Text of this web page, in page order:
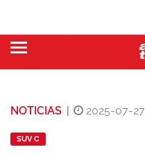
NOTICIAS | 2025-07-27
SUV C